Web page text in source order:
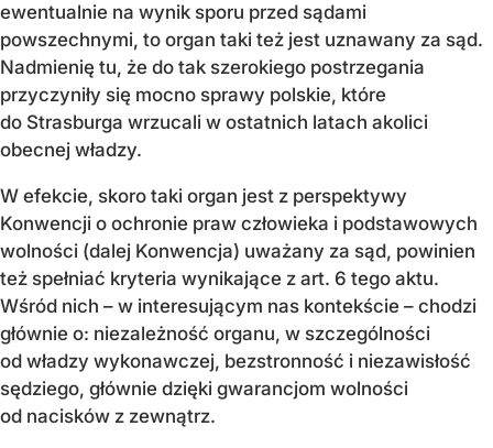
ewentualnie na wynik sporu przed sądami
powszechnymi, to organ taki też jest uznawany za sąd.
Nadmienię tu, że do tak szerokiego postrzegania
przyczyniły się mocno sprawy polskie, które
do Strasburga wrzucali w ostatnich latach akolici
obecnej władzy.
W efekcie, skoro taki organ jest z perspektywy
Konwencji o ochronie praw człowieka i podstawowych
wolności (dalej Konwencja) uważany za sąd, powinien
też spełniać kryteria wynikające z art. 6 tego aktu.
Wśród nich – w interesującym nas kontekście – chodzi
głównie o: niezależność organu, w szczególności
od władzy wykonawczej, bezstronność i niezawisłość
sędziego, głównie dzięki gwarancjom wolności
od nacisków z zewnątrz.